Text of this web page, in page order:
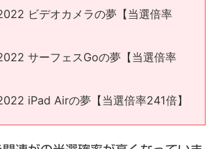
ビデオカメラの夢【当選倍率
サーフェスGoの夢【当選倍率
iPad Airの夢【当選倍率241倍】